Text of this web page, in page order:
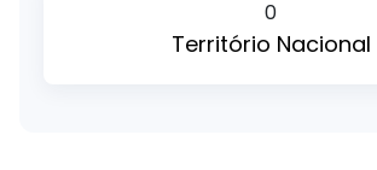
0
Território Nacional